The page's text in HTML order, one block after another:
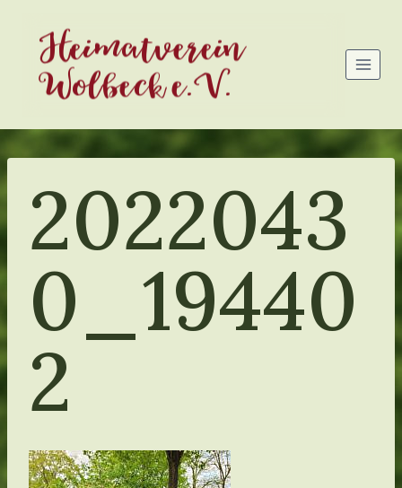
Inhalt
springenHeimatverein
Wolbeck e.V.
2022043
0_19440
2